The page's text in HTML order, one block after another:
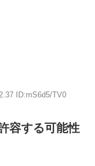
ID:mS6d5/TV0
容する可能性